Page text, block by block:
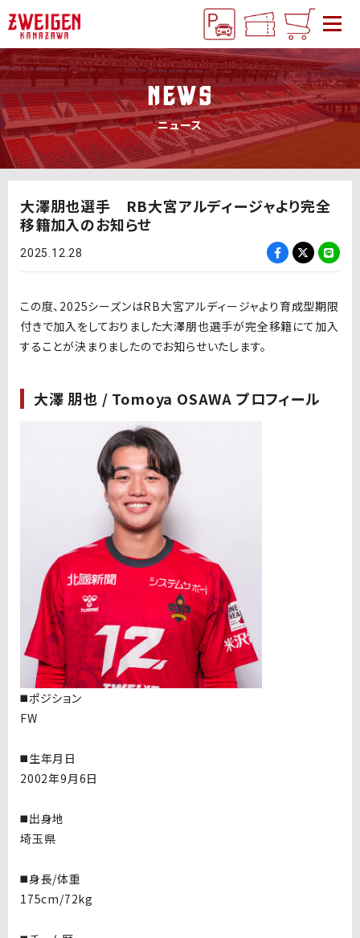
NEWS
ニュース
大澤朋也選手 RB大宮アルディージャより完全
移籍加入のお知らせ
2025.12.28
この度、2025シーズンはRB大宮アルディージャより育成型期限
付きで加入をしておりました大澤朋也選手が完全移籍にて加入
することが決まりましたのでお知らせいたします。
大澤 朋也 / Tomoya OSAWA プロフィール
◼️ポジション
FW
◼️生年月日
2002年9月6日
◼️出身地
埼玉県
◼️身長/体重
175cm/72kg